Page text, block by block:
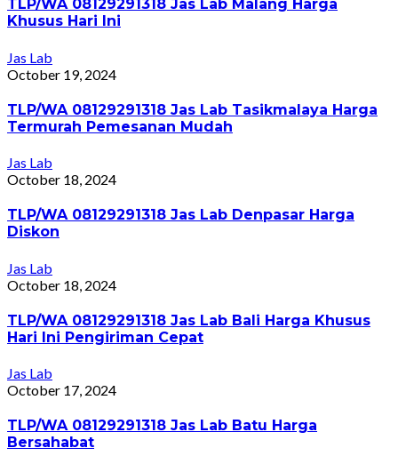
TLP/WA 08129291318 Jas Lab Malang Harga
Khusus Hari Ini
Jas Lab
October 19, 2024
TLP/WA 08129291318 Jas Lab Tasikmalaya Harga
Termurah Pemesanan Mudah
Jas Lab
October 18, 2024
TLP/WA 08129291318 Jas Lab Denpasar Harga
Diskon
Jas Lab
October 18, 2024
TLP/WA 08129291318 Jas Lab Bali Harga Khusus
Hari Ini Pengiriman Cepat
Jas Lab
October 17, 2024
TLP/WA 08129291318 Jas Lab Batu Harga
Bersahabat